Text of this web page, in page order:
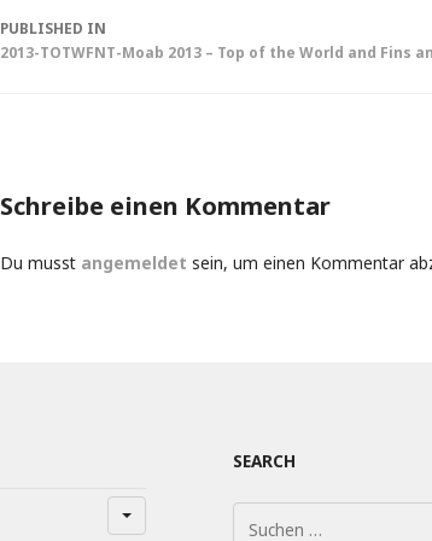
Post
PUBLISHED IN
2013-TOTWFNT-Moab 2013 – Top of the World and Fins
Schreibe einen Kommentar
Du musst angemeldet sein, um einen Kommentar
SEARCH
Suchen